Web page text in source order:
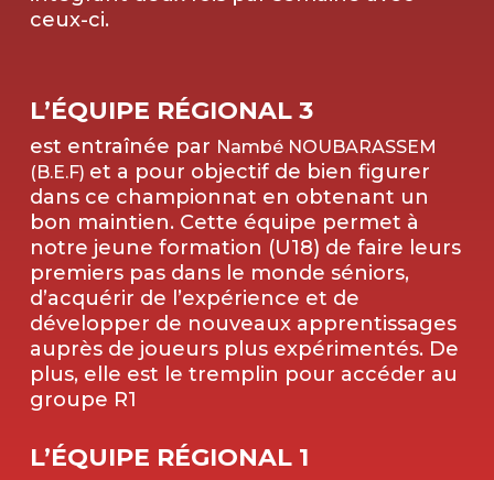
ceux-ci.
L’ÉQUIPE RÉGIONAL 3
est entraînée par Nambé NOUBARASSEM
(B.E.F) et a pour objectif de bien figurer
dans ce championnat en obtenant un
bon maintien. Cette équipe permet à
notre jeune formation (U18) de faire leurs
premiers pas dans le monde séniors,
d’acquérir de l’expérience et de
développer de nouveaux apprentissages
auprès de joueurs plus expérimentés. De
plus, elle est le tremplin pour accéder au
groupe R1
L’ÉQUIPE RÉGIONAL 1